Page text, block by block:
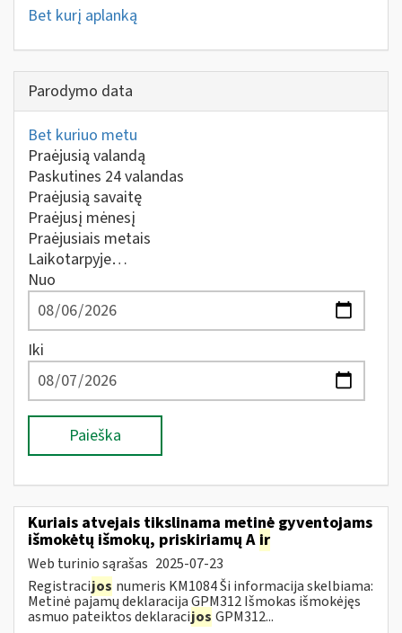
Bet kurį aplanką
Parodymo data
Bet kuriuo metu
Praėjusią valandą
Paskutines 24 valandas
Praėjusią savaitę
Praėjusį mėnesį
Praėjusiais metais
Laikotarpyje…
Nuo
Iki
Paieška
Kuriais atvejais tikslinama metinė gyventojams
išmokėtų išmokų, priskiriamų A ir
Web turinio sąrašas 2025-07-23
Registracijos numeris KM1084 Ši informacija skelbiama:
Metinė pajamų deklaracija GPM312 Išmokas išmokėjęs
asmuo pateiktos deklaracijos GPM312...